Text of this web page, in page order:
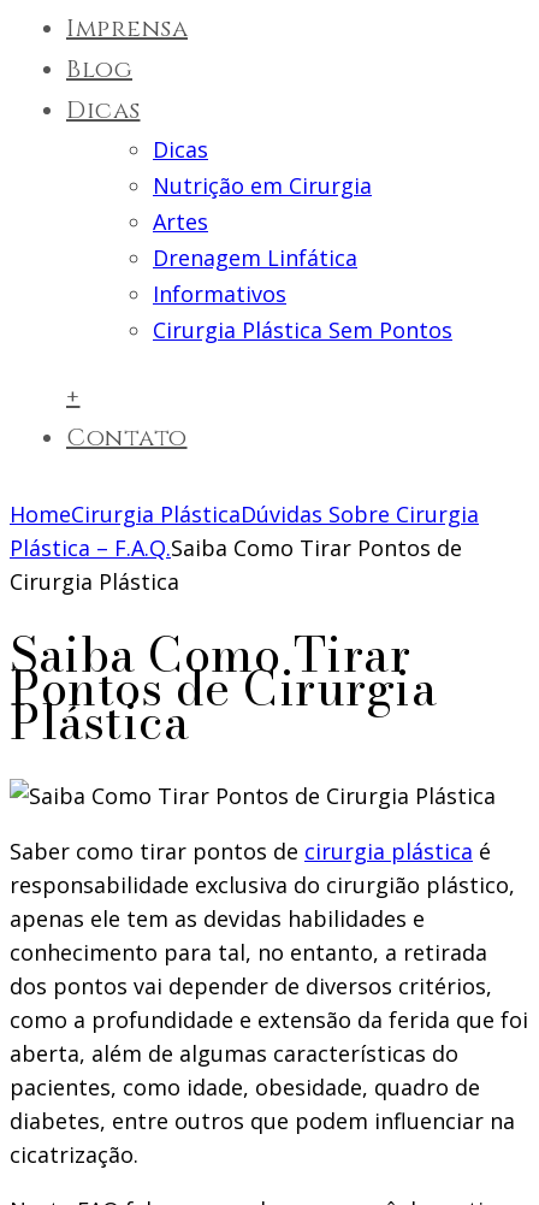
Imprensa
Blog
Dicas
Dicas
Nutrição em Cirurgia
Artes
Drenagem Linfática
Informativos
Cirurgia Plástica Sem Pontos
+
Contato
HomeCirurgia PlásticaDúvidas Sobre Cirurgia
Plástica – F.A.Q.Saiba Como Tirar Pontos de
Cirurgia Plástica
Saiba Como Tirar
Pontos de Cirurgia
Plástica
Saber como tirar pontos de cirurgia plástica é
responsabilidade exclusiva do cirurgião plástico,
apenas ele tem as devidas habilidades e
conhecimento para tal, no entanto, a retirada
dos pontos vai depender de diversos critérios,
como a profundidade e extensão da ferida que foi
aberta, além de algumas características do
pacientes, como idade, obesidade, quadro de
diabetes, entre outros que podem influenciar na
cicatrização.